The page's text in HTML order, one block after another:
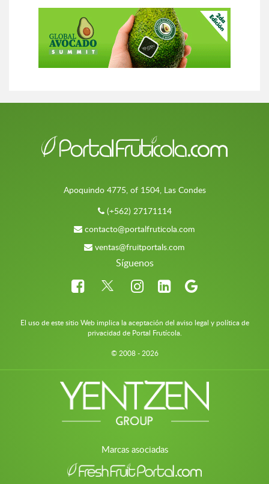
Apoquindo 4775, of 1504, Las Condes
(+562) 27171114
contacto@portalfruticola.com
ventas@fruitportals.com
Síguenos
El uso de este sitio Web implica la aceptación del aviso legal y política de
privacidad de Portal Frutícola.
© 2008 - 2026
Marcas asociadas